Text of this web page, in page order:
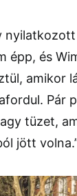
épp, és
amikor
Pár
tüzet,
jött